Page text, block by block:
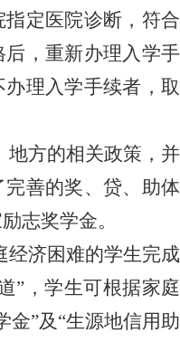
指定医院诊断 ， 符合
后，重新办理入学手
理入学手续者，取
地方的相关政策，并
完善的奖、贷、助体
志奖学金。
经济困难的学生完成
”，学生可根据家庭
金”及“生源地信用助